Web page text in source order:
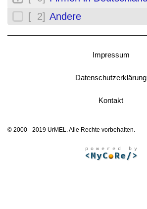
[ 2] Andere
Impressum
Datenschutzerklärung
Kontakt
© 2000 - 2019 UrMEL. Alle Rechte vorbehalten.